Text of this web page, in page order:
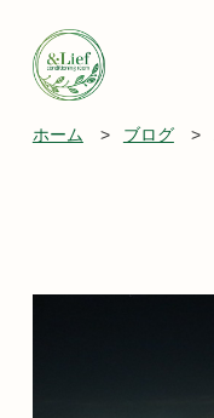
ホーム > ブログ >